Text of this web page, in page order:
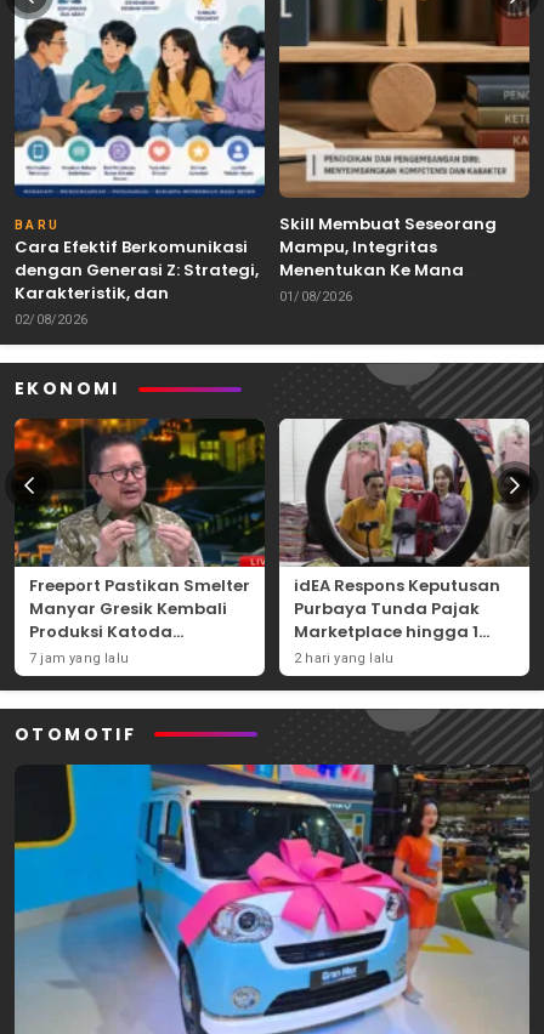
BARU
Cara Efektif Berkomunikasi
dengan Generasi Z: Strategi,
Karakteristik, dan
Tantangannya
02/08/2026
Skill Membuat Seseorang
Mampu, Integritas
Menentukan Ke Mana
Kemampuan Itu Dibawa
01/08/2026
EKONOMI
Freeport Pastikan Smelter
Manyar Gresik Kembali
Produksi Katoda
Tembaga Mulai
September 2026
7 jam yang lalu
idEA Respons Keputusan
Purbaya Tunda Pajak
Marketplace hingga 1
November 2026
2 hari yang lalu
OTOMOTIF